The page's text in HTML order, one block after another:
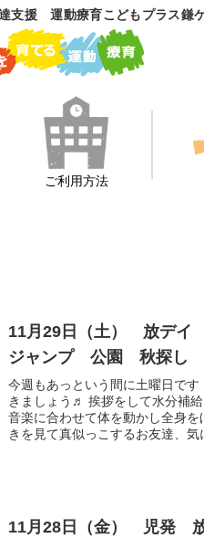
支援 運動療育こどもプラス鎌
ご利用方法
11月29日（土） 放デ
ジャンプ 公園 秋探し
今週もあっという間に土曜日で
きましょう♬ 挨拶をして水分補
音楽に合わせて体を動かし全身
きを見て真似っこするお友達、気
11月28日（金） 児発